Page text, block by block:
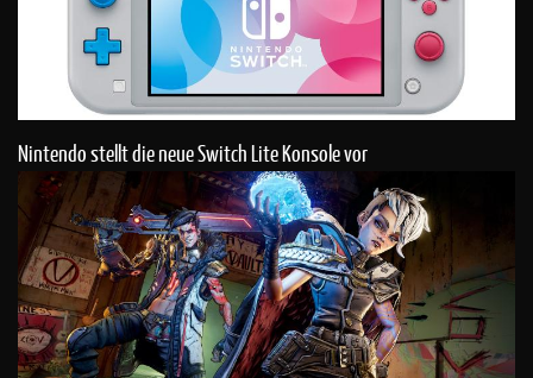
Nintendo stellt die neue Switch Lite Konsole vor